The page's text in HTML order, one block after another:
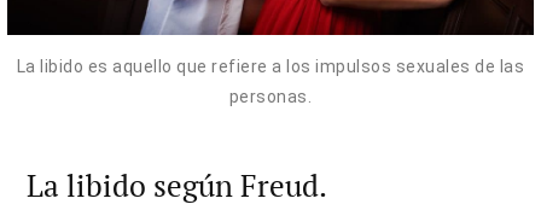
La libido es aquello que refiere a los impulsos sexuales de las
personas.
La libido según Freud.